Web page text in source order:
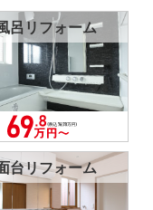
呂リフォーム
台リフォーム